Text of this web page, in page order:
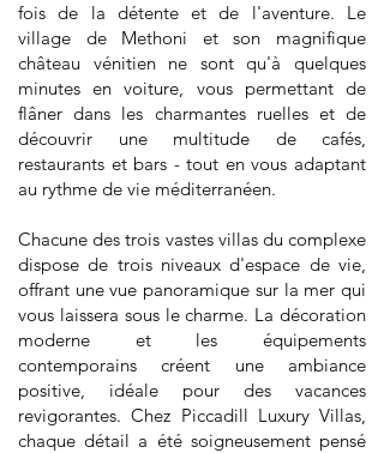
fois de la détente et de l'aventure. Le
village de Methoni et son magnifique
château vénitien ne sont qu'à quelques
minutes en voiture, vous permettant de
flâner dans les charmantes ruelles et de
découvrir une multitude de cafés,
restaurants et bars - tout en vous adaptant
au rythme de vie méditerranéen.
Chacune des trois vastes villas du complexe
dispose de trois niveaux d'espace de vie,
offrant une vue panoramique sur la mer qui
vous laissera sous le charme. La décoration
moderne et les équipements
contemporains créent une ambiance
positive, idéale pour des vacances
revigorantes. Chez Piccadill Luxury Villas,
chaque détail a été soigneusement pensé